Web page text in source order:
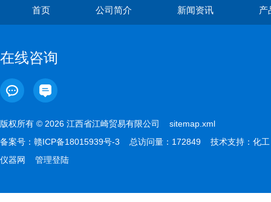
首页 公司简介 新闻资讯 产
在线咨询
版权所有 © 2026 江西省江崎贸易有限公司 sitemap.xml
备案号： 赣ICP备18015939号-3 总访问量：172849 技术支持： 化工
仪器网
管理登陆